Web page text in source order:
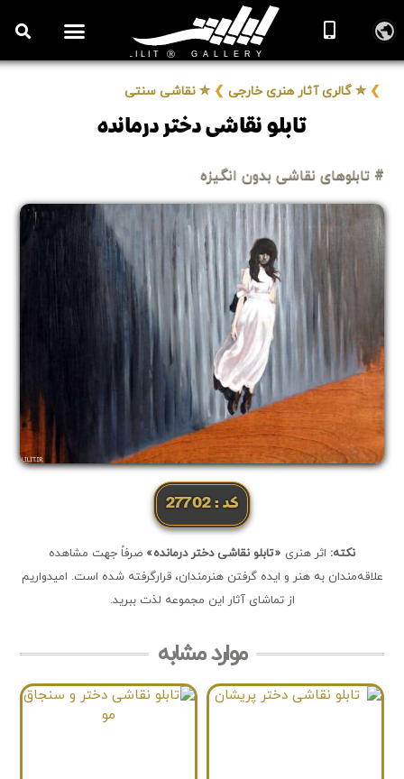
❯ ✮ گالری آثار هنری خارجی ❯ ✮ نقاشی سنتی
تابلو نقاشی دختر درمانده
# تابلوهای نقاشی بدون انگیزه
کد: 27702
نکته: اثر هنری «تابلو نقاشی دختر درمانده» صرفاً جهت مشاهده
علاقه‌مندان به هنر و ایده گرفتن هنرمندان، قرارگرفته شده است. امیدواریم
از تماشای آثار این مجموعه لذت ببرید.
موارد مشابه